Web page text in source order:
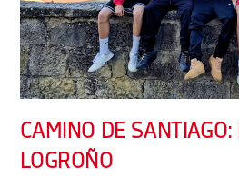
CAMINO DE
LOGROÑO